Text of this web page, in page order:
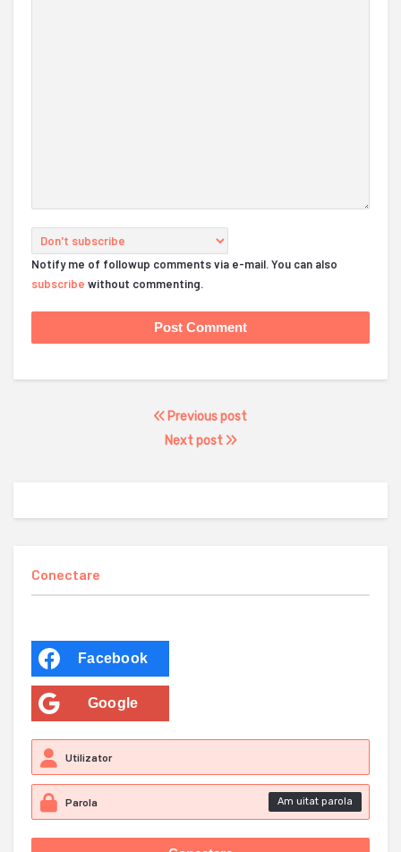
Notify me of followup comments via e-mail. You can also
subscribe without commenting.
Previous post
Next post
Conectare
Facebook
Google
Am uitat parola